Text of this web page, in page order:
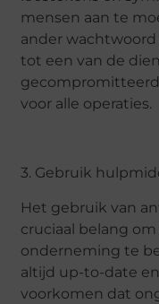
mensen aan te
ander
tot een van de
voor alle operaties.
3. Gebruik
Het gebruik van
cruciaal belang
onderneming te
altijd up-to-date
voorkomen dat